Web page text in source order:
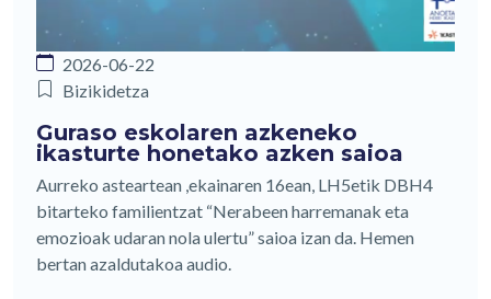
2026-06-22
Bizikidetza
Guraso eskolaren azkeneko
ikasturte honetako azken saioa
Aurreko asteartean ,ekainaren 16ean, LH5etik DBH4
bitarteko familientzat “Nerabeen harremanak eta
emozioak udaran nola ulertu” saioa izan da. Hemen
bertan azaldutakoa audio.